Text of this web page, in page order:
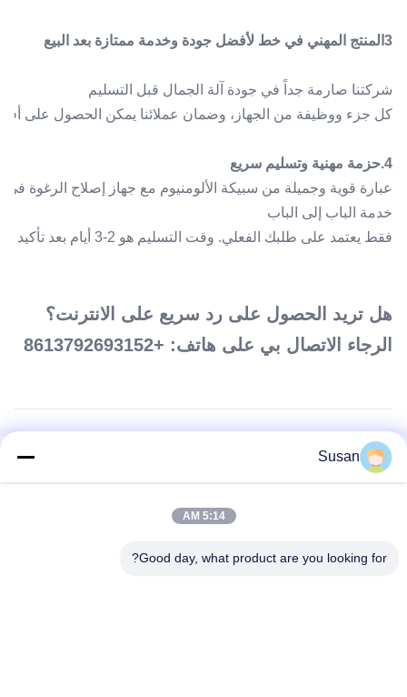
3المنتج المهني في خط لأفضل جودة وخدمة ممتازة بعد البيع
شركتنا صارمة جداً في جودة آلة الجمال قبل التسليم
كل جزء ووظيفة من الجهاز، وضمان عملائنا يمكن الحصول على
4.حزمة مهنية وتسليم سريع
عبارة قوية وجميلة من سبيكة الألومنيوم مع جهاز إصلاح الرغوة
خدمة الباب إلى الباب
فقط يعتمد على طلبك الفعلي. وقت التسليم هو 2-3 أيام بعد تأكيد الطلب.
هل تريد الحصول على رد سريع على الانترنت؟
الرجاء الاتصال بي على هاتف: +8613792693152
العلامات:
Susan
5:14 AM
Good day, what product are you looking for?